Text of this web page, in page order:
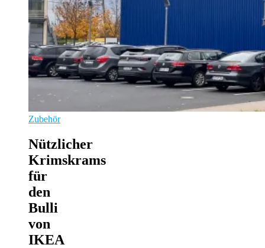
Zubehör
Nützlicher
Krimskrams
für
den
Bulli
von
IKEA